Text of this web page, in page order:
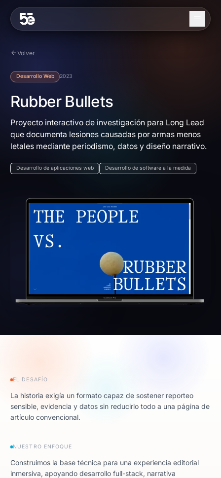
Nosotros
Servicios
Blog
Contáctanos
Volver
Desarrollo Web 2023
Rubber Bullets
Proyecto interactivo de investigación para Long Lead
que documenta lesiones causadas por armas menos
letales mediante periodismo, datos y diseño narrativo.
Desarrollo de aplicaciones web Desarrollo de software a la medida
EL DESAFÍO
La historia exigía un formato capaz de sostener reporteo
sensible, evidencia y datos sin reducirlo todo a una página de
artículo convencional.
NUESTRO ENFOQUE
Construimos la base técnica para una experiencia editorial
inmersiva, apoyando desarrollo full-stack, narrativa